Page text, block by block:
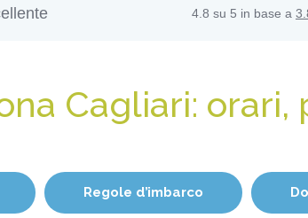
Cagliari: orari,
Regole d’imbarco